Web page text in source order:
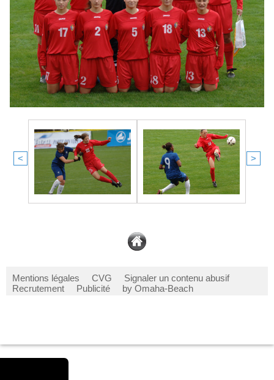
< >
Mentions légales CVG
Signaler un contenu abusif
Recrutement
Publicité by Omaha-Beach